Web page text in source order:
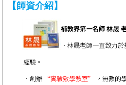
【師資介紹】
補教界第一名師 林晟
．林晟老師一直致力
經驗。
．創辦 “實驗數學教室”
，無數的